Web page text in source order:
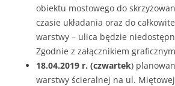
obiektu mostowego do
czasie układania oraz do
warstwy – ulica będzie
Zgodnie z załącznikiem
18.04.2019 r. (czwartek)
warstwy ścieralnej na ul.